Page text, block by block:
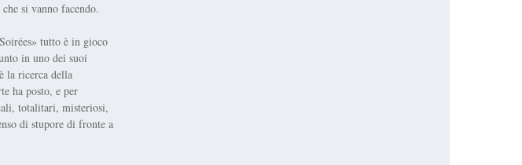
si vanno facendo.
tutto è in gioco
in uno dei suoi
la ricerca della
ha posto, e per
totalitari, misteriosi,
di stupore di fronte a